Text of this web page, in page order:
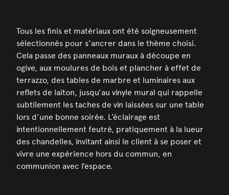
Tous les finis et matériaux ont été soigneusement
sélectionnés pour s’ancrer dans le thème choisi.
Cela passe des panneaux muraux à découpe en
ogive, aux moulures de bois et plancher à effet de
terrazzo, des tables de marbre et luminaires aux
reflets de laiton, jusqu’au vinyle mural qui rappelle
subtilement les taches de vin laissées sur une table
lors d’une bonne soirée. L’éclairage est
intentionnellement feutré, pratiquement à la lueur
des chandelles, invitant ainsi le client à se poser et
vivre une expérience hors du commun, en
communion avec l’espace.